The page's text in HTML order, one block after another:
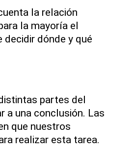
la relación
la mayoría el
dónde y qué
partes del
a una conclusión. Las
que nuestros
realizar esta tarea.